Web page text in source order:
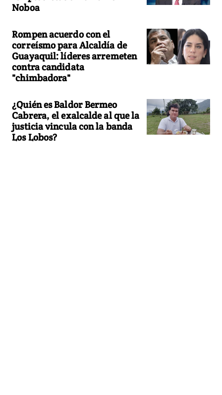
Noboa
Rompen acuerdo con el
correísmo para Alcaldía de
Guayaquil: líderes arremeten
contra candidata
"chimbadora"
¿Quién es Baldor Bermeo
Cabrera, el exalcalde al que la
justicia vincula con la banda
Los Lobos?